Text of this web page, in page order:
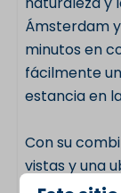
Ámsterdam
minutos en
fácilmente
estancia en
Con su
vistas y una